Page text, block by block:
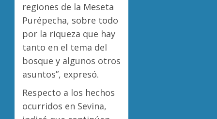
regiones de la Meseta
Purépecha, sobre todo
por la riqueza que hay
tanto en el tema del
bosque y algunos otros
asuntos”, expresó.
Respecto a los hechos
ocurridos en Sevina,